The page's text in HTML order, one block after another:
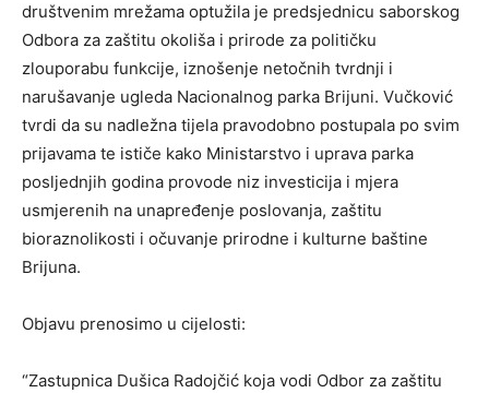
društvenim mrežama optužila je predsjednicu saborskog
Odbora za zaštitu okoliša i prirode za političku
zlouporabu funkcije, iznošenje netočnih tvrdnji i
narušavanje ugleda Nacionalnog parka Brijuni. Vučković
tvrdi da su nadležna tijela pravodobno postupala po svim
prijavama te ističe kako Ministarstvo i uprava parka
posljednjih godina provode niz investicija i mjera
usmjerenih na unapređenje poslovanja, zaštitu
bioraznolikosti i očuvanje prirodne i kulturne baštine
Brijuna.
Objavu prenosimo u cijelosti:
“Zastupnica Dušica Radojčić koja vodi Odbor za zaštitu